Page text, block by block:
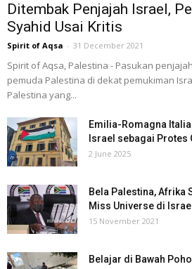
Ditembak Penjajah Israel,
Syahid Usai Kritis
Spirit of Aqsa - 31 December 2021
Spirit of Aqsa, Palestina - Pasukan
pemuda Palestina di dekat pemukiman
Palestina yang...
Emilia-Romagna
Israel sebagai Protes
2 June 2025
Bela Palestina, Afrika
Miss Universe di Israel
15 November 2021
Belajar di Bawah